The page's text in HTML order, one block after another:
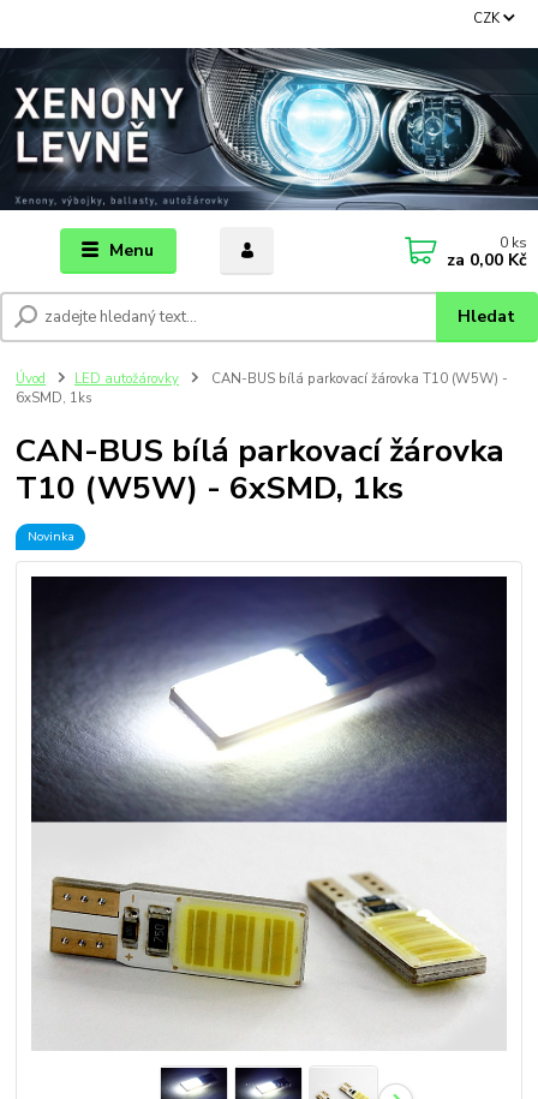
Menu
CZK
Hledat
0 ks
za 0,00 Kč
Úvod LED autožárovky
CAN-BUS bílá parkovací žárovka T10 (W5W) -
6xSMD, 1ks
CAN-BUS bílá parkovací žárovka
T10 (W5W) - 6xSMD, 1ks
Novinka